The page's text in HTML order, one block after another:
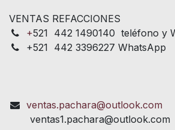
VENTAS REFACCIONES
+521 442 1490140 teléfono y
+521 442 3396227 WhatsApp
ventas.pachara@outlook.com
ventas1.pachara@outlook.com